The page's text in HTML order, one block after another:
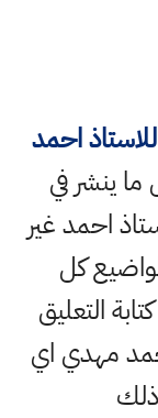
للاستاذ احمد
ينشر في
احمد غير
كل
التعليق
مهدي اي